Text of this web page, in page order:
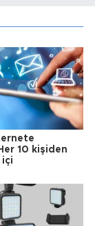
10 kişiden
içi